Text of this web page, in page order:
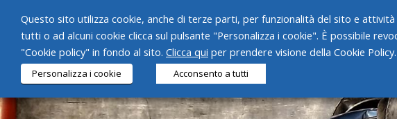
Questo sito utilizza cookie, anche di terze parti, per funzionalità del sito e
tutti o ad alcuni cookie clicca sul pulsante "Personalizza i cookie". È possibile
"Cookie policy" in fondo al sito. Clicca qui per prendere visione della Cookie Policy.
Personalizza i cookie Acconsento a tutti